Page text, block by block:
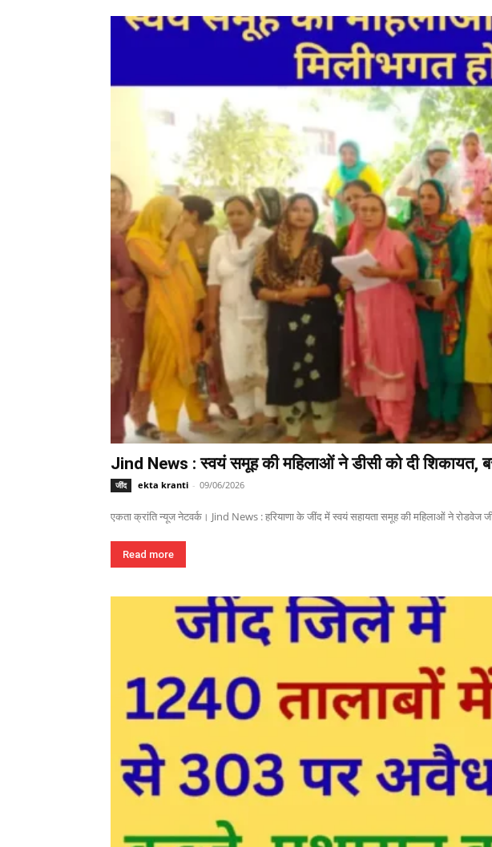
Jind News : स्वयं समूह की महिलाओं ने डीसी को दी शिकायत,
जींद ekta kranti - 09/06/2026
एकता क्रांति न्यूज नेटवर्क। Jind News : हरियाणा के जींद में स्वयं सहायता समूह की महिलाओं ने रोडवेज
Read more